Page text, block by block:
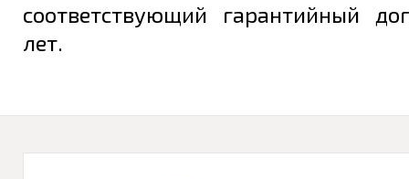
соответствующий гарантийный
лет.